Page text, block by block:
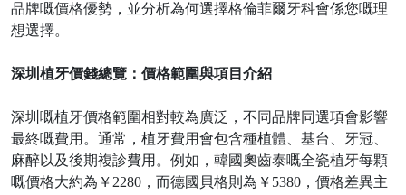
品牌嘅價格優勢，並分析為何選擇格倫菲爾牙科會係您嘅理
想選擇。
深圳植牙價錢總覽：價格範圍與項目介紹
深圳嘅植牙價格範圍相對較為廣泛，不同品牌同選項會影響
最終嘅費用。通常，植牙費用會包含種植體、基台、牙冠、
麻醉以及後期複診費用。例如，韓國奧齒泰嘅全瓷植牙每顆
嘅價格大約為￥ 2280，而德國貝格則為￥5380，價格差異主